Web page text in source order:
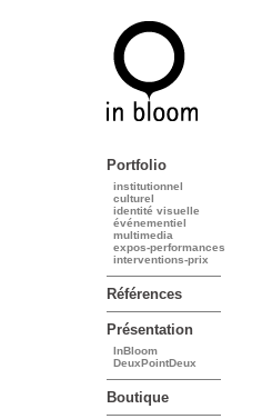
Portfolio
institutionnel
culturel
identité visuelle
événementiel
multimedia
expos-performances
interventions-prix
Références
Présentation
InBloom
DeuxPointDeux
Boutique